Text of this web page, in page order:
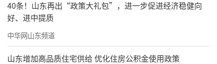
40条！山东再出“政策大礼包”，进一步促进经济稳健向
好、进中提质
中华网山东频道
山东增加高品质住宅供给 优化住房公积金使用政策